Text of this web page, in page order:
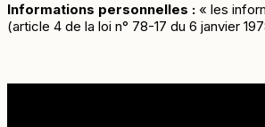
Informations personnelles : « les
(article 4 de la loi n° 78-17 du 6 janvier